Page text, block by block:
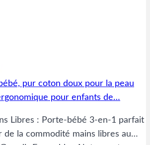
pur coton doux pour la peau
pour enfants de…
Libres : Porte-bébé 3-en-1 parfait
de la commodité mains libres au…